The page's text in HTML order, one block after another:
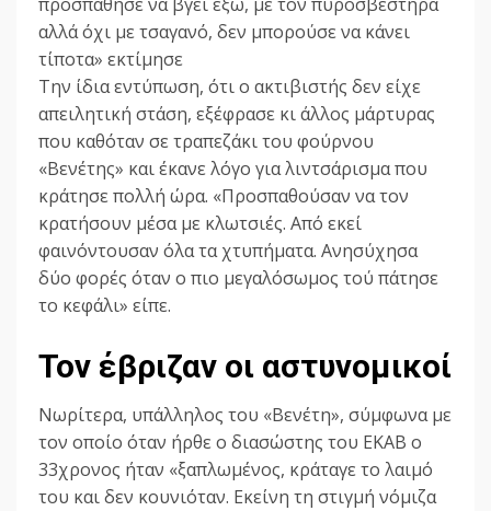
προσπάθησε να βγει έξω, με τον πυροσβεστήρα
αλλά όχι με τσαγανό, δεν μπορούσε να κάνει
τίποτα» εκτίμησε
Την ίδια εντύπωση, ότι ο ακτιβιστής δεν είχε
απειλητική στάση, εξέφρασε κι άλλος μάρτυρας
που καθόταν σε τραπεζάκι του φούρνου
«Βενέτης» και έκανε λόγο για λιντσάρισμα που
κράτησε πολλή ώρα. «Προσπαθούσαν να τον
κρατήσουν μέσα με κλωτσιές. Από εκεί
φαινόντουσαν όλα τα χτυπήματα. Ανησύχησα
δύο φορές όταν ο πιο μεγαλόσωμος τού πάτησε
το κεφάλι» είπε.
Τον έβριζαν οι αστυνομικοί
Νωρίτερα, υπάλληλος του «Βενέτη», σύμφωνα με
τον οποίο όταν ήρθε ο διασώστης του ΕΚΑΒ ο
33χρονος ήταν «ξαπλωμένος, κράταγε το λαιμό
του και δεν κουνιόταν. Εκείνη τη στιγμή νόμιζα